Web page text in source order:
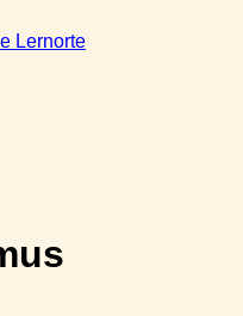
Lernorte